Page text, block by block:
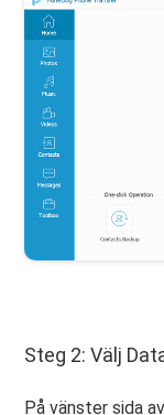
Steg 2: Välj
På vänster sida